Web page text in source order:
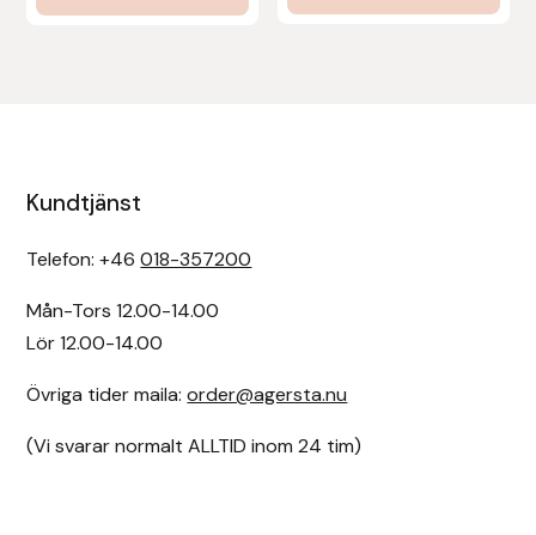
Kundtjänst
Telefon: +46018-357200
Mån-Tors 12.00-14.00
Lör 12.00-14.00
Övriga tider maila:order@agersta.nu
(Vi svarar normalt ALLTID inom 24 tim)